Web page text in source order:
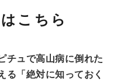
こちら
チュで高山病に倒れた
る「絶対に知っておく